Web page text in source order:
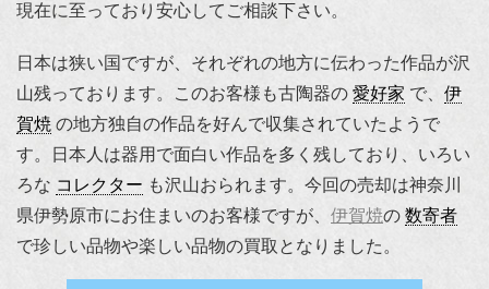
現在に至っており安心してご相談下さい。
日本は狭い国ですが、それぞれの地方に伝わった作品が沢
山残っております。このお客様も古陶器の 愛好家 で、 伊
賀焼 の地方独自の作品を好んで収集されていたようで
す。日本人は器用で面白い作品を多く残しており、いろい
ろな コレクター も沢山おられます。今回の売却は神奈川
県伊勢原市にお住まいのお客様ですが、 伊賀焼の 数寄者
で珍しい品物や楽しい品物の買取となりました。